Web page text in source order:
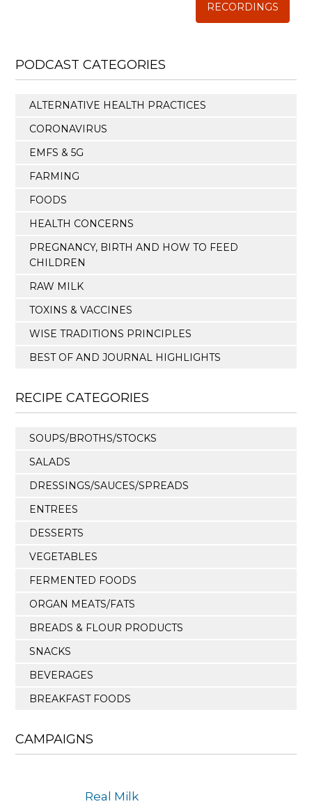
RECORDINGS
PODCAST CATEGORIES
ALTERNATIVE HEALTH PRACTICES
CORONAVIRUS
EMFS & 5G
FARMING
FOODS
HEALTH CONCERNS
PREGNANCY, BIRTH AND HOW TO FEED
CHILDREN
RAW MILK
TOXINS & VACCINES
WISE TRADITIONS PRINCIPLES
BEST OF AND JOURNAL HIGHLIGHTS
RECIPE CATEGORIES
SOUPS/BROTHS/STOCKS
SALADS
DRESSINGS/SAUCES/SPREADS
ENTREES
DESSERTS
VEGETABLES
FERMENTED FOODS
ORGAN MEATS/FATS
BREADS & FLOUR PRODUCTS
SNACKS
BEVERAGES
BREAKFAST FOODS
CAMPAIGNS
Real Milk